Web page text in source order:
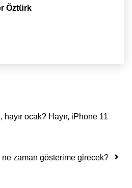
Öztürk
hayır ocak? Hayır, iPhone 11
ne zaman gösterime girecek?